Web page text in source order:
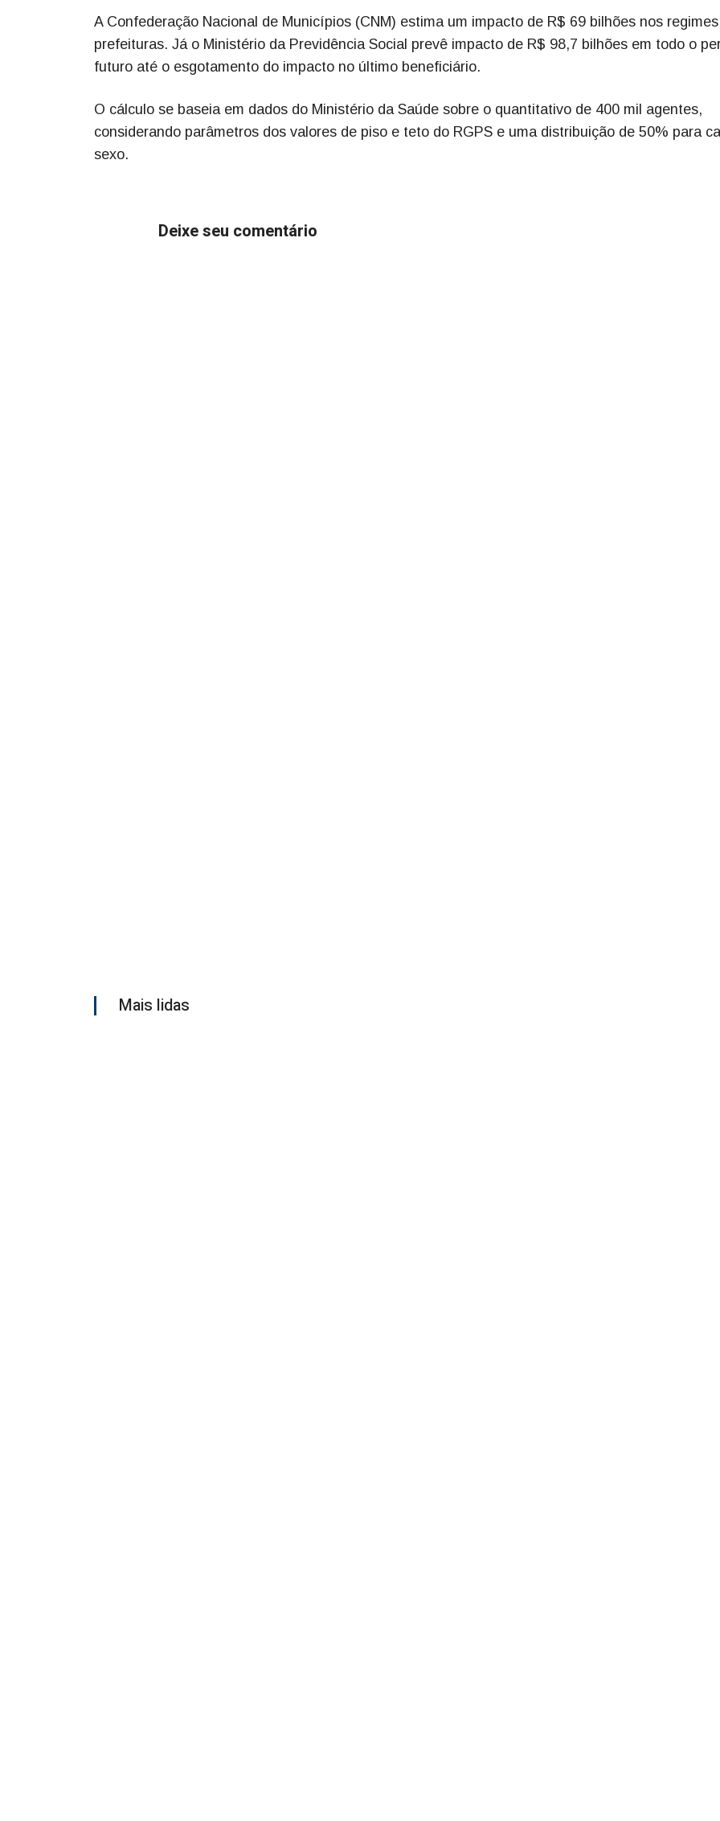
A Confederação Nacional de Municípios (CNM) estima um impacto de R$ 69 bilhões nos
prefeituras. Já o Ministério da Previdência Social prevê impacto de R$ 98,7 bilhões em todo o
futuro até o esgotamento do impacto no último beneficiário.
O cálculo se baseia em dados do Ministério da Saúde sobre o quantitativo de 400 mil agentes,
considerando parâmetros dos valores de piso e teto do RGPS e uma distribuição de 50% para
sexo.
Deixe seu comentário
Mais lidas